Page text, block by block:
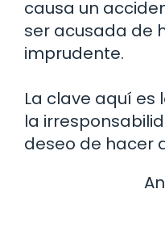
causa un
ser acusada de
imprudente.
La clave aquí
la
deseo de hacer